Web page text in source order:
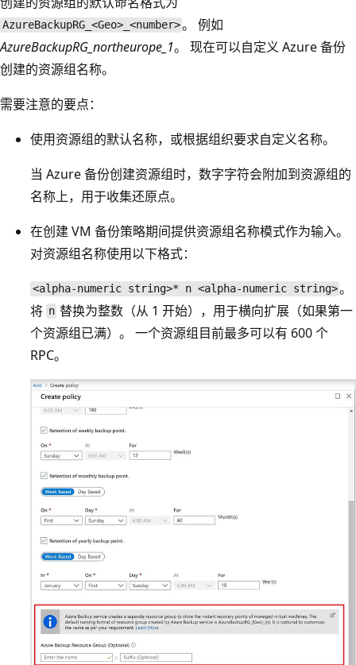
AzureBackupRG_<Geo>_<number>。 例如
AzureBackupRG_northeurope_1。 现在可以自定义 Azure 备份
创建的资源组名称。
需要注意的要点：
使用资源组的默认名称，或根据组织要求自定义名称。
当 Azure 备份创建资源组时，数字字符会附加到资源组的
名称上，用于收集还原点。
在创建 VM 备份策略期间提供资源组名称模式作为输入。
对资源组名称使用以下格式：
<alpha-numeric string>* n <alpha-numeric string>。
将 n 替换为整数（从 1 开始），用于横向扩展（如果第一
个资源组已满）。 一个资源组目前最多可以有 600 个
RPC。